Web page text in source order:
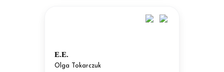
E.E.
Olga Tokarczuk